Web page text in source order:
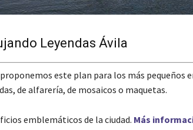
Leyendas Ávila
este plan para los más pequeños
de alfarería, de mosaicos o maquetas.
emblemáticos de la ciudad. Más